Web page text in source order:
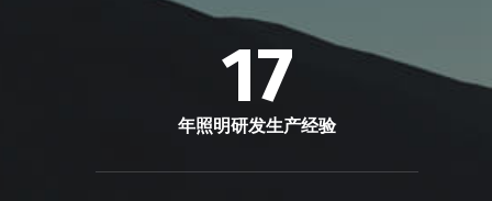
17
年照明研发生产经验